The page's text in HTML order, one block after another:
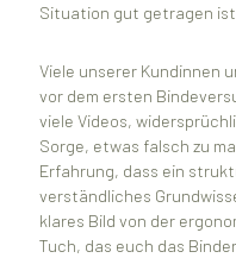
Situation gut getragen ist.
Viele unserer Kundinnen
vor dem ersten
viele Videos,
Sorge, etwas falsch zu
Erfahrung, dass ein
verständliches
klares Bild von der
Tuch, das euch das